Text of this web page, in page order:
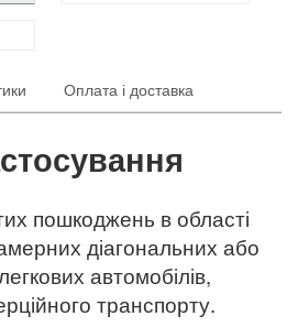
Оплата і доставка
пошкоджень в області
діагональних або
автомобілів,
транспорту.